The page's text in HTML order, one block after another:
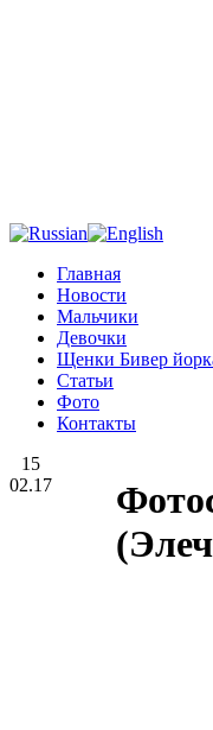
Главная
Новости
Мальчики
Девочки
Щенки Бивер
Статьи
Фото
Контакты
15
02.17